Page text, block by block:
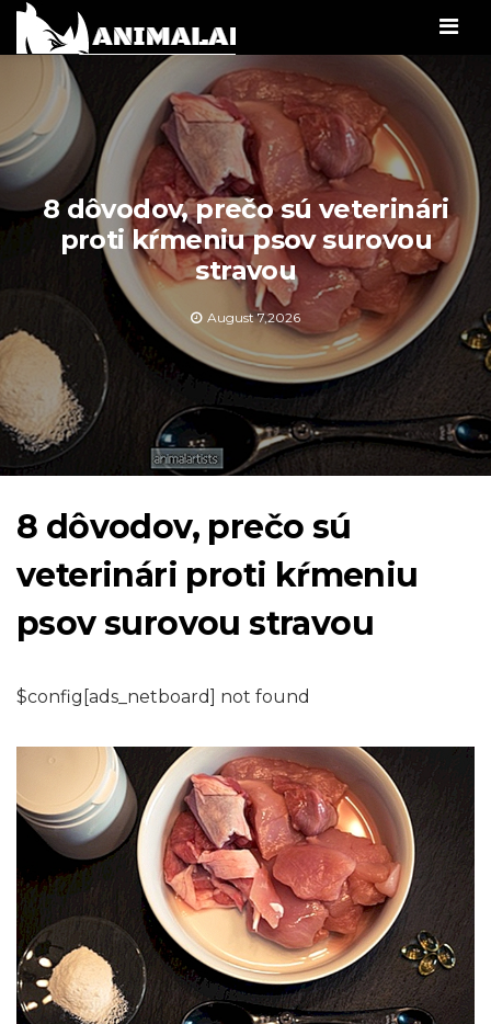
8 dôvodov, prečo sú veterinári
proti kŕmeniu psov surovou
stravou
August 7,2026
8 dôvodov, prečo sú
veterinári proti kŕmeniu
psov surovou stravou
$config[ads_netboard] not found